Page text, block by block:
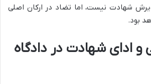
شهادت نیست، اما تضاد در ارکان اصلی
بود.
و ادای شهادت در دادگاه